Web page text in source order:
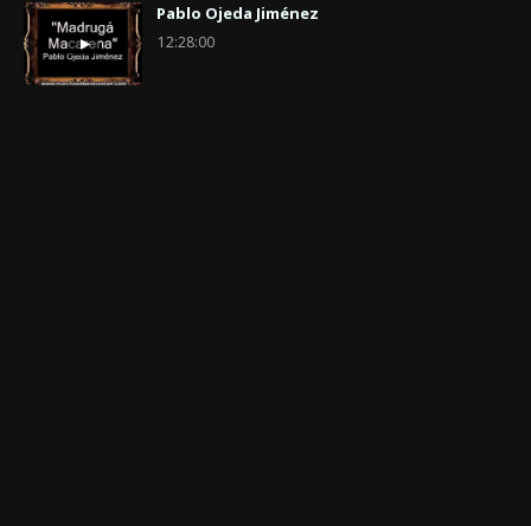
Pablo Ojeda Jiménez
12:28:00